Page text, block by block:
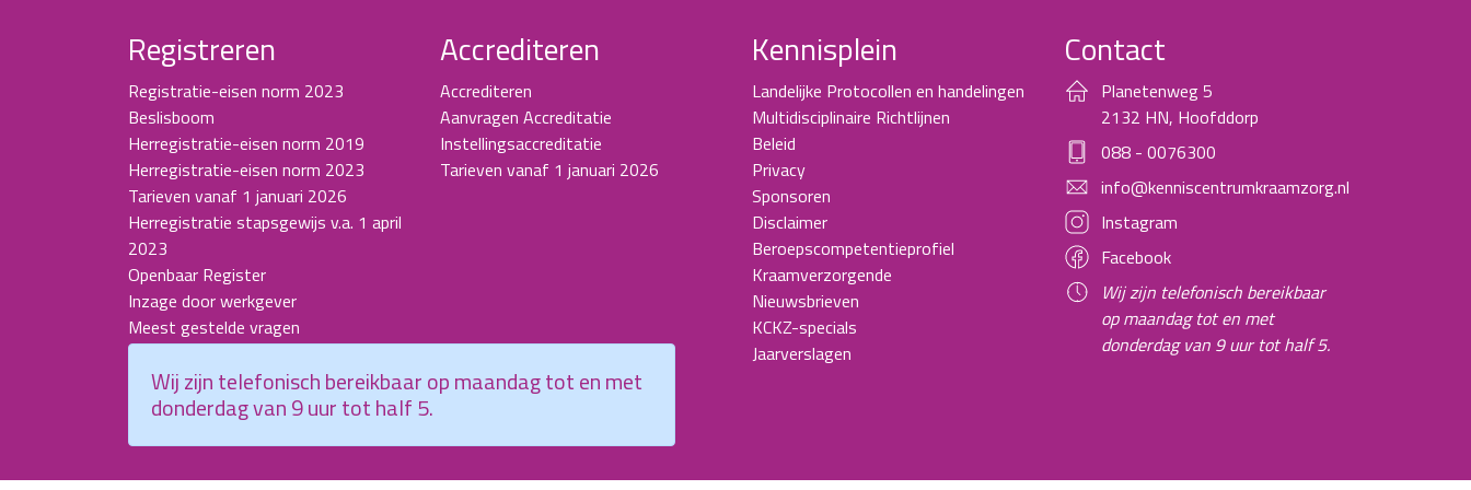
Registreren
Registratie-eisen norm 2023
Beslisboom
Herregistratie-eisen norm 2019
Herregistratie-eisen norm 2023
Tarieven vanaf 1 januari 2026
Herregistratie stapsgewijs v.a. 1 april
2023
Openbaar Register
Inzage door werkgever
Meest gestelde vragen
Accrediteren
Accrediteren
Aanvragen Accreditatie
Instellingsaccreditatie
Tarieven vanaf 1 januari 2026
Kennisplein
Landelijke Protocollen en handelingen
Multidisciplinaire Richtlijnen
Beleid
Privacy
Sponsoren
Disclaimer
Beroepscompetentieprofiel
Kraamverzorgende
Nieuwsbrieven
KCKZ-specials
Jaarverslagen
Contact
Planetenweg 5
2132 HN, Hoofddorp
088 - 0076300
info@kenniscentrumkraamzorg.nl
Instagram
Facebook
Wij zijn telefonisch bereikbaar
op maandag tot en met
donderdag van 9 uur tot half 5.
Wij zijn telefonisch bereikbaar op maandag tot en met
donderdag van 9 uur tot half 5.